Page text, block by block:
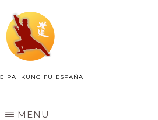
PAI KUNG FU ESPAÑA
MENU